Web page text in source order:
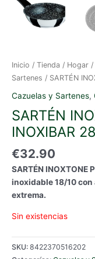
Inicio / Tienda / Hogar /
Sartenes / SARTÉN
Cazuelas y Sartenes,
SARTÉN
INOXIBAR
€32.90
SARTÉN INOXTONE
inoxidable 18/10
extrema.
Sin existencias
SKU: 8422370516202